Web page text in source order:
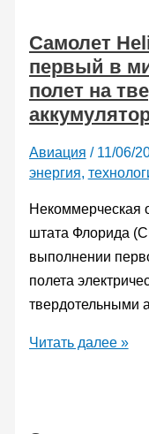
деловой
авиации
по
скорости
дальности
полета
Самолет
первый в
полет на
Авиация / 11/06/
энергия,
Некоммерческая
штата Флорида
выполнении
полета
твердотельными
Самолет
Читать далее »